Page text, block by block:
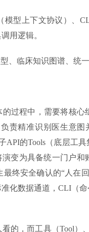
模型上下文协议）、
用逻辑。
、临床知识图谱、统
过程中，需要将核心
责精准识别医生意
API的Tools（底层工
变为具备统一门户
终安全确认的“人在
化数据通道，CLI（
的，而工具（Tool）